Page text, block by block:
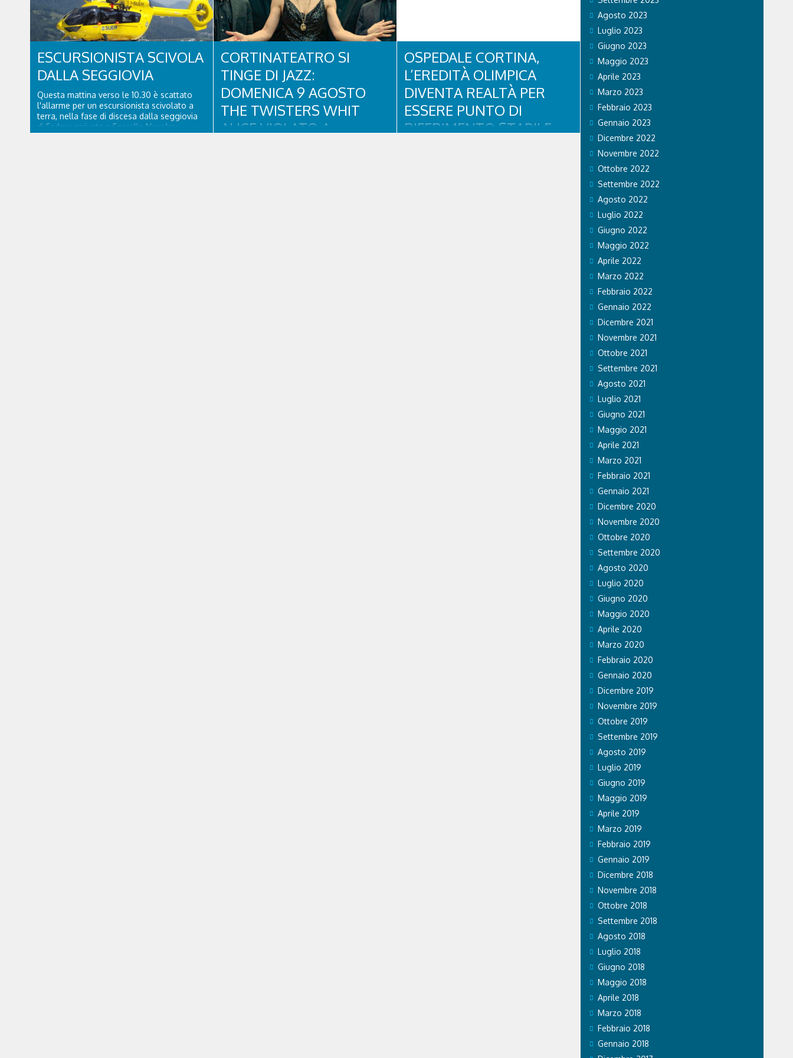
sono intervenuti in località Diassa, in Val
d’Oten, nel comune di Calalzo di Cadore,
per liberare una strada rimasta bloccata a
seguito di una frana verificatasi intorno alle
ESCURSIONISTA SCIVOLA
DALLA SEGGIOVIA
Questa mattina verso le 10.30 è scattato
l'allarme per un escursionista scivolato a
terra, nella fase di discesa dalla seggiovia
di Fedare arrivata a Forcella Nuvolau.
CORTINATEATRO SI
TINGE DI JAZZ:
DOMENICA 9 AGOSTO
THE TWISTERS WHIT
ALICE VIOLATO A
OSPEDALE CORTINA,
L’EREDITÀ OLIMPICA
DIVENTA REALTÀ PER
ESSERE PUNTO DI
RIFERIMENTO STABILE
Agosto 2023
Luglio 2023
Giugno 2023
Maggio 2023
Aprile 2023
Marzo 2023
Febbraio 2023
Gennaio 2023
Dicembre 2022
Novembre 2022
Ottobre 2022
Settembre 2022
Agosto 2022
Luglio 2022
Giugno 2022
Maggio 2022
Aprile 2022
Marzo 2022
Febbraio 2022
Gennaio 2022
Dicembre 2021
Novembre 2021
Ottobre 2021
Settembre 2021
Agosto 2021
Luglio 2021
Giugno 2021
Maggio 2021
Aprile 2021
Marzo 2021
Febbraio 2021
Gennaio 2021
Dicembre 2020
Novembre 2020
Ottobre 2020
Settembre 2020
Agosto 2020
Luglio 2020
Giugno 2020
Maggio 2020
Aprile 2020
Marzo 2020
Febbraio 2020
Gennaio 2020
Dicembre 2019
Novembre 2019
Ottobre 2019
Settembre 2019
Agosto 2019
Luglio 2019
Giugno 2019
Maggio 2019
Aprile 2019
Marzo 2019
Febbraio 2019
Gennaio 2019
Dicembre 2018
Novembre 2018
Ottobre 2018
Settembre 2018
Agosto 2018
Luglio 2018
Giugno 2018
Maggio 2018
Aprile 2018
Marzo 2018
Febbraio 2018
Gennaio 2018